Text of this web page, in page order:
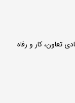
تعاون، کار و رفاه